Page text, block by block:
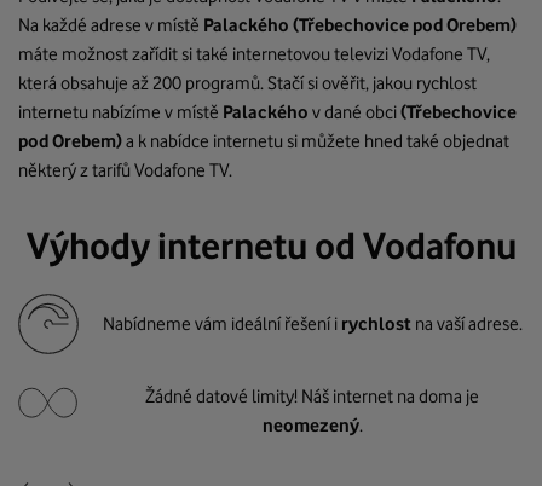
Na každé adrese v místě Palackého (Třebechovice pod Orebem)
máte možnost zařídit si také internetovou televizi Vodafone TV,
která obsahuje až 200 programů. Stačí si ověřit, jakou rychlost
internetu nabízíme v místě Palackého v dané obci(Třebechovice
pod Orebem)a k nabídce internetu si můžete hned také objednat
některý z tarifů Vodafone TV.
Výhody internetu od Vodafonu
Nabídneme vám ideální řešení i rychlost na vaší adrese.
Žádné datové limity! Náš internet na doma je
neomezený.